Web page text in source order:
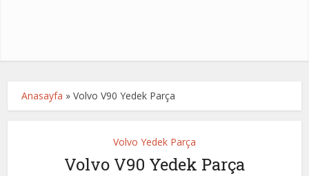
Anasayfa »Volvo V90 Yedek Parça
Volvo Yedek Parça
Volvo V90 Yedek Parça